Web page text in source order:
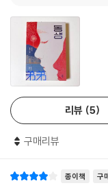
누나가 있겠지만 나는
키가 175센티미터의 사
--- p.153
텔레비전 앞에서 소리
말거나 상관하지 않았다.
나는 멀리 맞은편 기슭
같았다.
--- p.154
을 지나가며 어른이 되어
염려하며 매번 시위가
나 끓어오르는 열정을
이지만 다정한 그늘 속
며 마주하는 성별 이분
란과 갈등을 세밀하게
전환, 부재하는 부모의
한다.
우산 혁명 이후, 떠난 자
리뷰 5
구매리뷰
종이책 구